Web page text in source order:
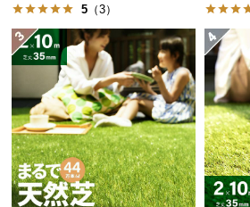
に
つ
い
返
品・
キ
ャ
ン
5 （3）